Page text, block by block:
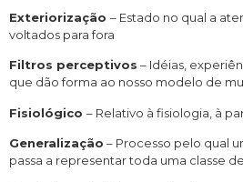
Exteriorização – Estado no qual a
voltados para fora
Filtros perceptivos – Idéias,
que dão forma ao nosso modelo de
Fisiológico – Relativo à fisiologia, à
Generalização – Processo pelo qual
passa a representar toda uma classe